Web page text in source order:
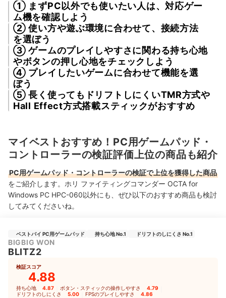
① まずPC以外でも使いたい人は、対応ゲー
ム機を確認しよう
② 使い方や遊ぶ環境に合わせて、接続方法
を選ぼう
③ ゲームのプレイしやすさに関わる持ち心地
やボタンの押し心地をチェックしよう
④ プレイしたいゲームに合わせて機能を選
ぼう
⑤ 長く使ってもドリフトしにくいTMR方式や
Hall Effect方式搭載スティックがおすすめ
マイベストおすすめ！PC用ゲームパッド・
コントローラーの検証評価上位の商品も紹介
PC用ゲームパッド・コントローラーの検証で上位を獲得した商品
をご紹介します。ホリ ファイティングコマンダー OCTA for
Windows PC HPC-060以外にも、ぜひ以下のおすすめ商品も検討
してみてくださいね。
ベストバイ PC用ゲームパッド 持ち心地 No.1 ドリフトのしにくさ No.1
BIGBIG WON
BLITZ2
検証スコア
4.88
持ち心地 4.87 ボタン・スティックの操作しやすさ 4.79
ドリフトのしにくさ 5.00 FPSのプレイしやすさ 4.86